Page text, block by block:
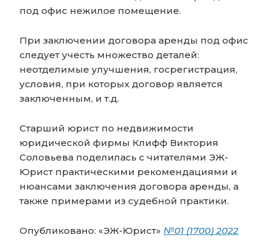
под офис нежилое помещение.
При заключении договора аренды под офис
следует учесть множество деталей:
неотделимые улучшения, госрегистрация,
условия, при которых договор является
заключенным, и т.д.
Старший юрист по недвижимости
юридической фирмы Клифф Виктория
Соловьева поделилась с читателями ЭЖ-
Юрист практическими рекомендациями и
нюансами заключения договора аренды, а
также примерами из судебной практики.
Опубликовано: «ЭЖ-Юрист» №01 (1700) 2022